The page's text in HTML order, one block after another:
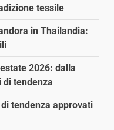
tessile
in Thailandia:
2026: dalla
tendenza
tendenza approvati